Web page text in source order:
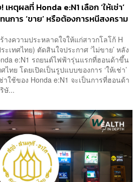
เหตุผลที่ Honda e:N1 เลือก ‘ให้เช่า’
การ ‘ขาย’ หรือต้องการหนีสงคราม
งความประหลาดใจให้แก่สาวกโลโก้ H
เทศไทย) ตัดสินใจประกาศ ‘ไม่ขาย’ หลัง
e:N1 รถยนต์ไฟฟ้ารุ่นแรกที่ฮอนด้าขึ้น
ทย โดยเปิดเป็นรูปแบบของการ ‘ให้เช่า’
ใช้ของ Honda e:N1 จะเป็นการที่ฮอนด้า
ษั...